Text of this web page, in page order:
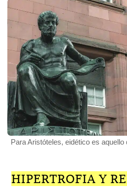
Para Aristóteles, eidético es
HIPERTROFIA Y